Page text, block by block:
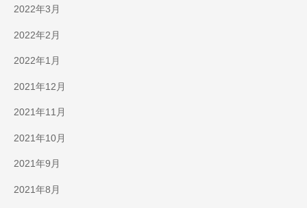
2022年3月
2022年2月
2022年1月
2021年12月
2021年11月
2021年10月
2021年9月
2021年8月